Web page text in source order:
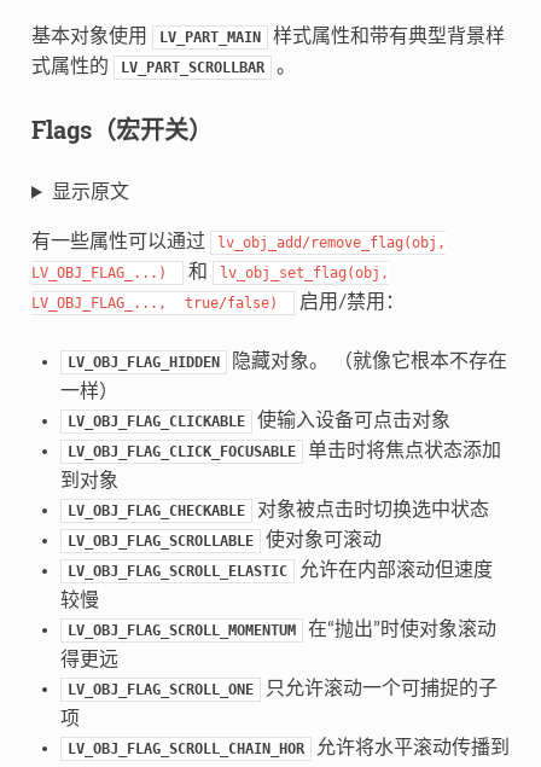
基本对象使用 LV_PART_MAIN
样式属性和带有典型背景样
式属性的
LV_PART_SCROLLBAR 。
Flags（宏开关）
显示原文
有一些属性可以通过
lv_obj_add/remove_flag(obj,
LV_OBJ_FLAG_...)
和
lv_obj_set_flag(obj,
LV_OBJ_FLAG_...,
true/false) 启用/禁用：
LV_OBJ_FLAG_HIDDEN
隐藏对象。 （就像它根本不存在
一样）
LV_OBJ_FLAG_CLICKABLE 使输入设备可点击对象
LV_OBJ_FLAG_CLICK_FOCUSABLE
单击时将焦点状态添加
到对象
LV_OBJ_FLAG_CHECKABLE 对象被点击时切换选中状态
LV_OBJ_FLAG_SCROLLABLE 使对象可滚动
LV_OBJ_FLAG_SCROLL_ELASTIC
允许在内部滚动但速度
较慢
LV_OBJ_FLAG_SCROLL_MOMENTUM
在“抛出”时使对象滚动
得更远
LV_OBJ_FLAG_SCROLL_ONE
只允许滚动一个可捕捉的子
项
LV_OBJ_FLAG_SCROLL_CHAIN_HOR
允许将水平滚动传播到